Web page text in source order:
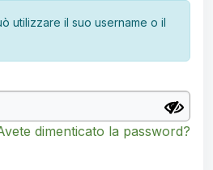
utilizzare il suo username o il
dimenticato la password?